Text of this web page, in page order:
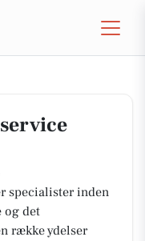
specialister inden
og det
række ydelser